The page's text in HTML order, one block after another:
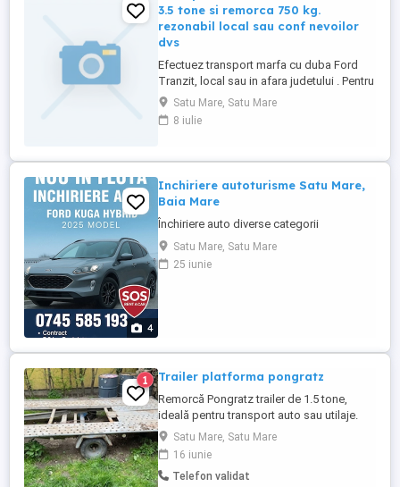
3.5 tone si remorca 750 kg.
rezonabil local sau conf nevoilor
dvs
Efectuez transport marfa cu duba Ford
Tranzit, local sau in afara judetului . Pentru
mai multe informatii va rog sa sunati la
numarul de telefon. Nu raspund la mesaje
pe publi24, SMS sau whatsapp .
Satu Mare, Satu Mare
8 iulie
4
Inchiriere autoturisme Satu Mare,
Baia Mare
Închiriere auto diverse categorii
Satu Mare, Satu Mare
25 iunie
1 Trailer platforma pongratz
Remorcă Pongratz trailer de 1.5 tone,
ideală pentru transport auto sau utilaje.
Construcție solidă, platformă metalică
rezistentă. Necesită puțină recondiționare
(vopsire și verificare instalație electrică
lămpi) fiindca nu era folosită de 2 ani. pret
Satu Mare, Satu Mare
16 iunie
Telefon validat